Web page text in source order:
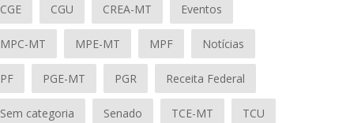
CGE CGU CREA-MT Eventos
MPC-MT MPE-MT MPF Notícias
PF PGE-MT PGR Receita Federal
Sem categoria Senado TCE-MT TCU